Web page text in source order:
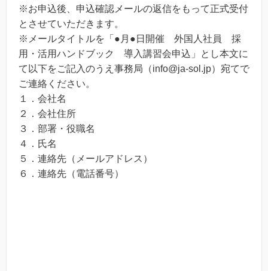
※お申込後、申込確認メールの返信をもって正式受付
とさせていただきます。
※メールタイトルを「●月●日開催 外国人社員 採
用・活用ハンドブック 導入講習会申込」とし本文に
て以下をご記入のうえ事務局（info@ja-sol.jp）宛てで
ご連絡ください。
１．会社名
２．会社住所
３．部署・役職名
４．氏名
５．連絡先（メールアドレス）
６．連絡先（電話番号）